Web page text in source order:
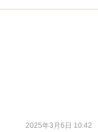
2025年3月6日 10:42